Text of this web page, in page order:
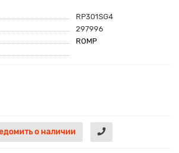
RP301SG4
297996
ROMP
о наличии